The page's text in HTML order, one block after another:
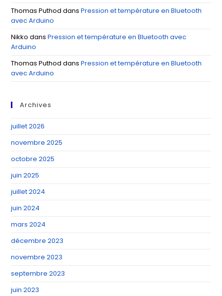
Thomas Puthod dansPression et température en Bluetooth
avec Arduino
Nikko dansPression et température en Bluetooth avec
Arduino
Thomas Puthod dansPression et température en Bluetooth
avec Arduino
Archives
juillet 2026
novembre 2025
octobre 2025
juin 2025
juillet 2024
juin 2024
mars 2024
décembre 2023
novembre 2023
septembre 2023
juin 2023